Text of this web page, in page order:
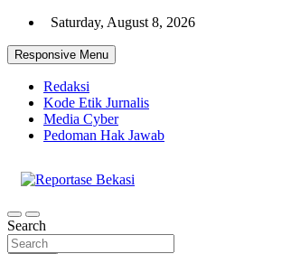
Skip
content
Saturday, August 8, 2026
Responsive Menu
Redaksi
Kode Etik Jurnalis
Media Cyber
Pedoman Hak Jawab
Reportase Bekasi
Cakrawala Informasi Warga Bekasi
Search